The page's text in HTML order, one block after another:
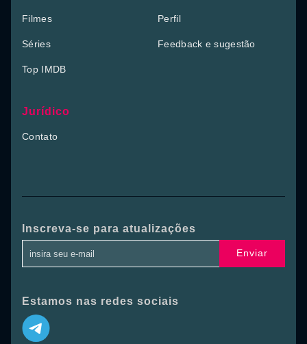
Filmes
Séries
Top IMDB
Perfil
Feedback e sugestão
Jurídico
Contato
Inscreva-se para atualizações
Enviar
Estamos nas redes sociais